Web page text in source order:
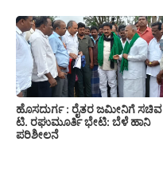
ಹೊಸದುರ್ಗ : ರೈತರ ಜಮೀನಿಗೆ ಸಚಿವ
ಟಿ. ರಘುಮೂರ್ತಿ ಭೇಟಿ: ಬೆಳೆ ಹಾನಿ
ಪರಿಶೀಲನೆ